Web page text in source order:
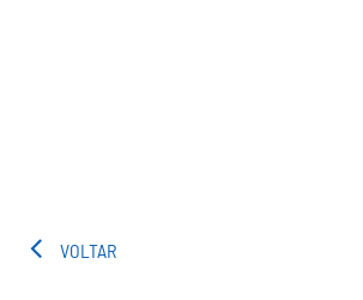
VOLTAR